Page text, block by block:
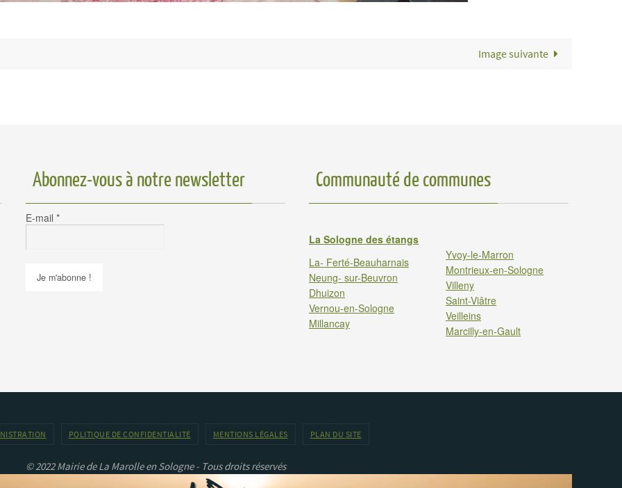
Image suivante
Abonnez-vous à notre newsletter
E-mail *
Communauté de communes
La Sologne des étangs
La- Ferté-Beauharnais
Neung- sur-Beuvron
Dhuizon
Vernou-en-Sologne
Millancay
Yvoy-le-Marron
Montrieux-en-Sologne
Villeny
Saint-Viâtre
Veilleins
Marcilly-en-Gault
POLITIQUE DE CONFIDENTIALITÉ MENTIONS LÉGALES PLAN DU SITE
© 2022 Mairie de La Marolle en Sologne - Tous droits réservés